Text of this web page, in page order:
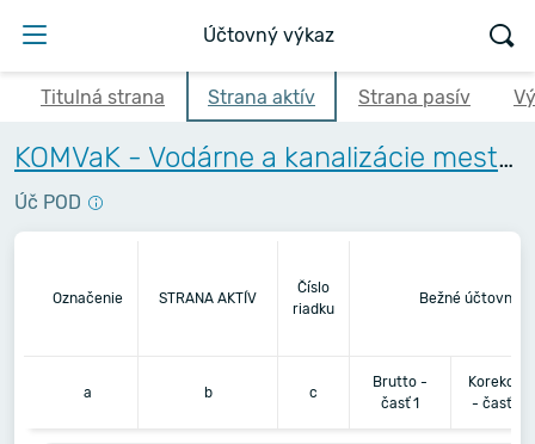
Účtovný výkaz
Titulná strana Strana aktív Strana pasív
KOMVaK - Vodárne a kanalizácie mesta Komárna, a.s.
Úč POD
Označenie STRANA AKTÍV
Číslo
riadku
Bežné účtovné
a b c
Brutto -
časť 1
Korekcia
- časť 2